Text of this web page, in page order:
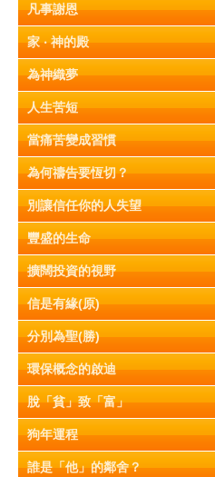
凡事謝恩
家 ‧ 神的殿
為神織夢
人生苦短
當痛苦變成習慣
為何禱告要恆切？
別讓信任你的人失望
豐盛的生命
擴闊投資的視野
信是有緣(原)
分別為聖(勝)
環保概念的啟迪
脫「貧」致「富」
狗年運程
誰是「他」的鄰舍？